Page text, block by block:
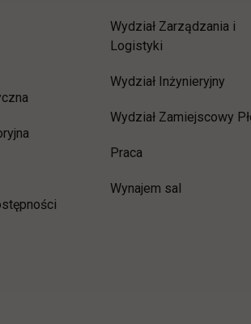
Wydział Zarządzania i
Logistyki
Wydział Inżynieryjny
Wydział Zamiejscowy
Pracalink otwiera się w
Wynajem sal